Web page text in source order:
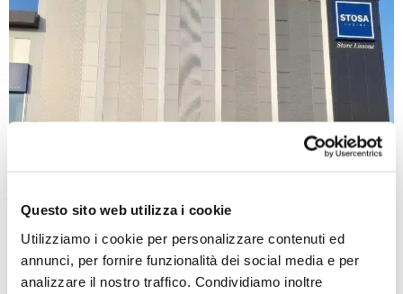
Questo sito web utilizza i cookie
Utilizziamo i cookie per personalizzare contenuti ed
annunci, per fornire funzionalità dei social media e per
analizzare il nostro traffico. Condividiamo inoltre